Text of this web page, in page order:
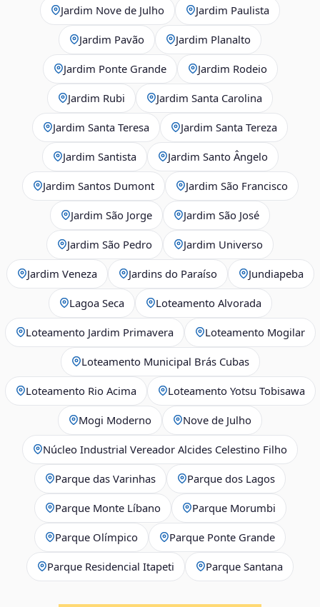
Jardim Nove de Julho Jardim Paulista
Jardim Pavão Jardim Planalto
Jardim Ponte Grande Jardim Rodeio
Jardim Rubi Jardim Santa Carolina
Jardim Santa Teresa Jardim Santa Tereza
Jardim Santista Jardim Santo Ângelo
Jardim Santos Dumont Jardim São Francisco
Jardim São Jorge Jardim São José
Jardim São Pedro Jardim Universo
Jardim Veneza Jardins do Paraíso Jundiapeba
Lagoa Seca Loteamento Alvorada
Loteamento Jardim Primavera Loteamento Mogilar
Loteamento Municipal Brás Cubas
Loteamento Rio Acima Loteamento Yotsu Tobisawa
Mogi Moderno Nove de Julho
Núcleo Industrial Vereador Alcides Celestino Filho
Parque das Varinhas Parque dos Lagos
Parque Monte Líbano Parque Morumbi
Parque Olímpico Parque Ponte Grande
Parque Residencial Itapeti Parque Santana